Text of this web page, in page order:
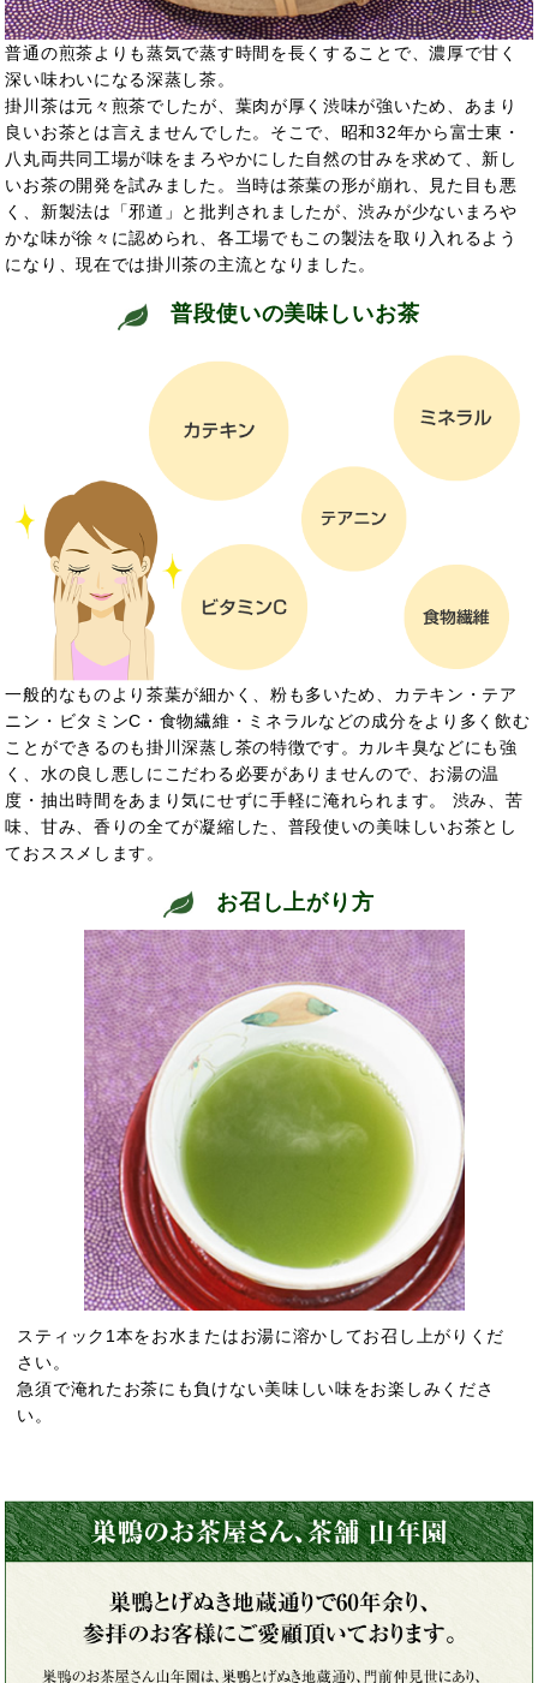
普通の煎茶よりも蒸気で蒸す時間を長くすることで、濃厚で甘く
深い味わいになる深蒸し茶。
掛川茶は元々煎茶でしたが、葉肉が厚く渋味が強いため、あまり
良いお茶とは言えませんでした。そこで、昭和32年から富士東・
八丸両共同工場が味をまろやかにした自然の甘みを求めて、新し
いお茶の開発を試みました。当時は茶葉の形が崩れ、見た目も悪
く、新製法は「邪道」と批判されましたが、渋みが少ないまろや
かな味が徐々に認められ、各工場でもこの製法を取り入れるよう
になり、現在では掛川茶の主流となりました。
普段使いの美味しいお茶
一般的なものより茶葉が細かく、粉も多いため、カテキン・テア
ニン・ビタミンC・食物繊維・ミネラルなどの成分をより多く飲む
ことができるのも掛川深蒸し茶の特徴です。カルキ臭などにも強
く、水の良し悪しにこだわる必要がありませんので、お湯の温
度・抽出時間をあまり気にせずに手軽に淹れられます。 渋み、苦
味、甘み、香りの全てが凝縮した、普段使いの美味しいお茶とし
ておススメします。
お召し上がり方
スティック1本をお水またはお湯に溶かしてお召し上がりくだ
さい。
急須で淹れたお茶にも負けない美味しい味をお楽しみくださ
い。